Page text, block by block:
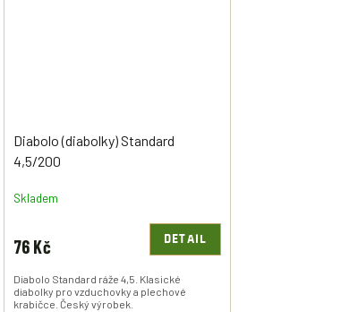
Diabolo (diabolky) Standard
4,5/200
Skladem
76 Kč DETAIL
Diabolo Standard ráže 4,5. Klasické
diabolky pro vzduchovky a plechové
krabičce. Český výrobek.